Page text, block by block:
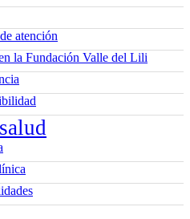
atención
la Fundación Valle del Lili